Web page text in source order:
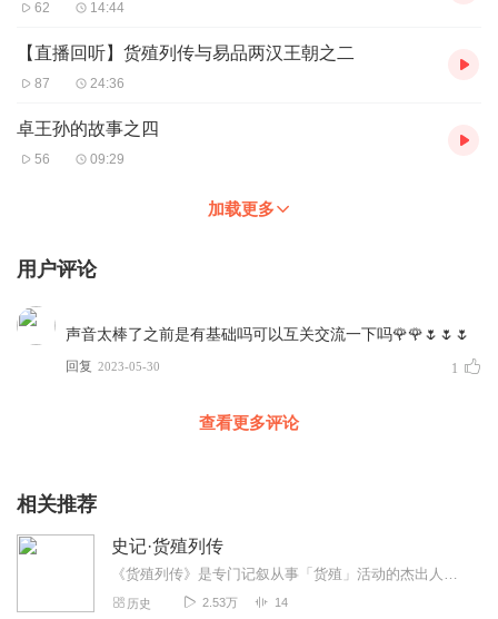
62 14:44
【直播回听】货殖列传与易品两汉王朝之二
87 24:36
卓王孙的故事之四
56 09:29
加载更多
用户评论
声音太棒了之前是有基础吗可以互关交流一下吗🌹🌹🌷🌷🌷
回复 2023-05-30 1
查看更多评论
相关推荐
史记·货殖列传
《货殖列传》是专门记叙从事「货殖」活动的杰出人物的类传，也是反映司马迁经济思想和物质观的重要篇章。“货殖”是指谋求“滋生资货财利”以致富，即利用货物的生产与交换...
历史 2.53万 14